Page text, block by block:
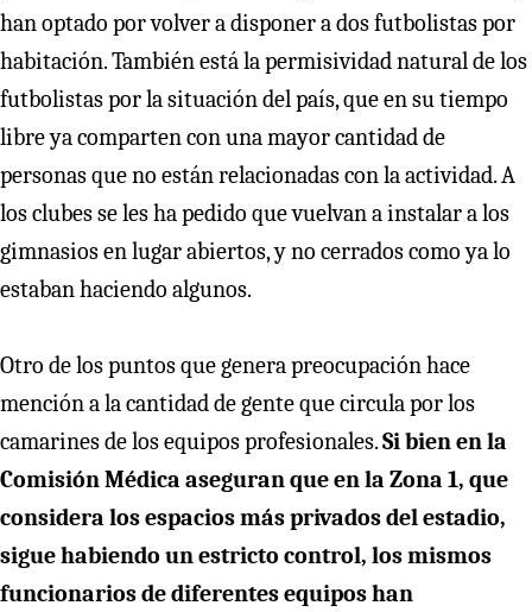
han optado por volver a disponer a dos futbolistas por
habitación. También está la permisividad natural de los
futbolistas por la situación del país, que en su tiempo
libre ya comparten con una mayor cantidad de
personas que no están relacionadas con la actividad. A
los clubes se les ha pedido que vuelvan a instalar a los
gimnasios en lugar abiertos, y no cerrados como ya lo
estaban haciendo algunos.
Otro de los puntos que genera preocupación hace
mención a la cantidad de gente que circula por los
camarines de los equipos profesionales.Si bien en la
Comisión Médica aseguran que en la Zona 1, que
considera los espacios más privados del estadio,
sigue habiendo un estricto control, los mismos
funcionarios de diferentes equipos han